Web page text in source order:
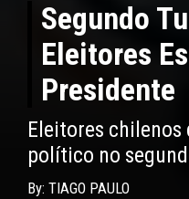
Segundo
Eleitores
Presidente
Eleitores
político no
By: TIAGO PAULO